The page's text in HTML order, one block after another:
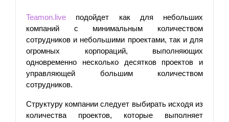
Teamon.live подойдет как для небольших
компаний с минимальным количеством
сотрудников и небольшими проектами, так и для
огромных корпораций, выполняющих
одновременно несколько десятков проектов и
управляющей большим количеством
сотрудников.
Структуру компании следует выбирать исходя из
количества проектов, которые выполняет